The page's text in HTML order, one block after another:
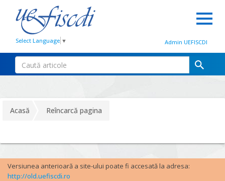
Select Language ▼ Admin UEFISCDI
Acasă Reîncarcă pagina
Versiunea anterioară a site-ului poate fi accesată la adresa:
http://old.uefiscdi.ro